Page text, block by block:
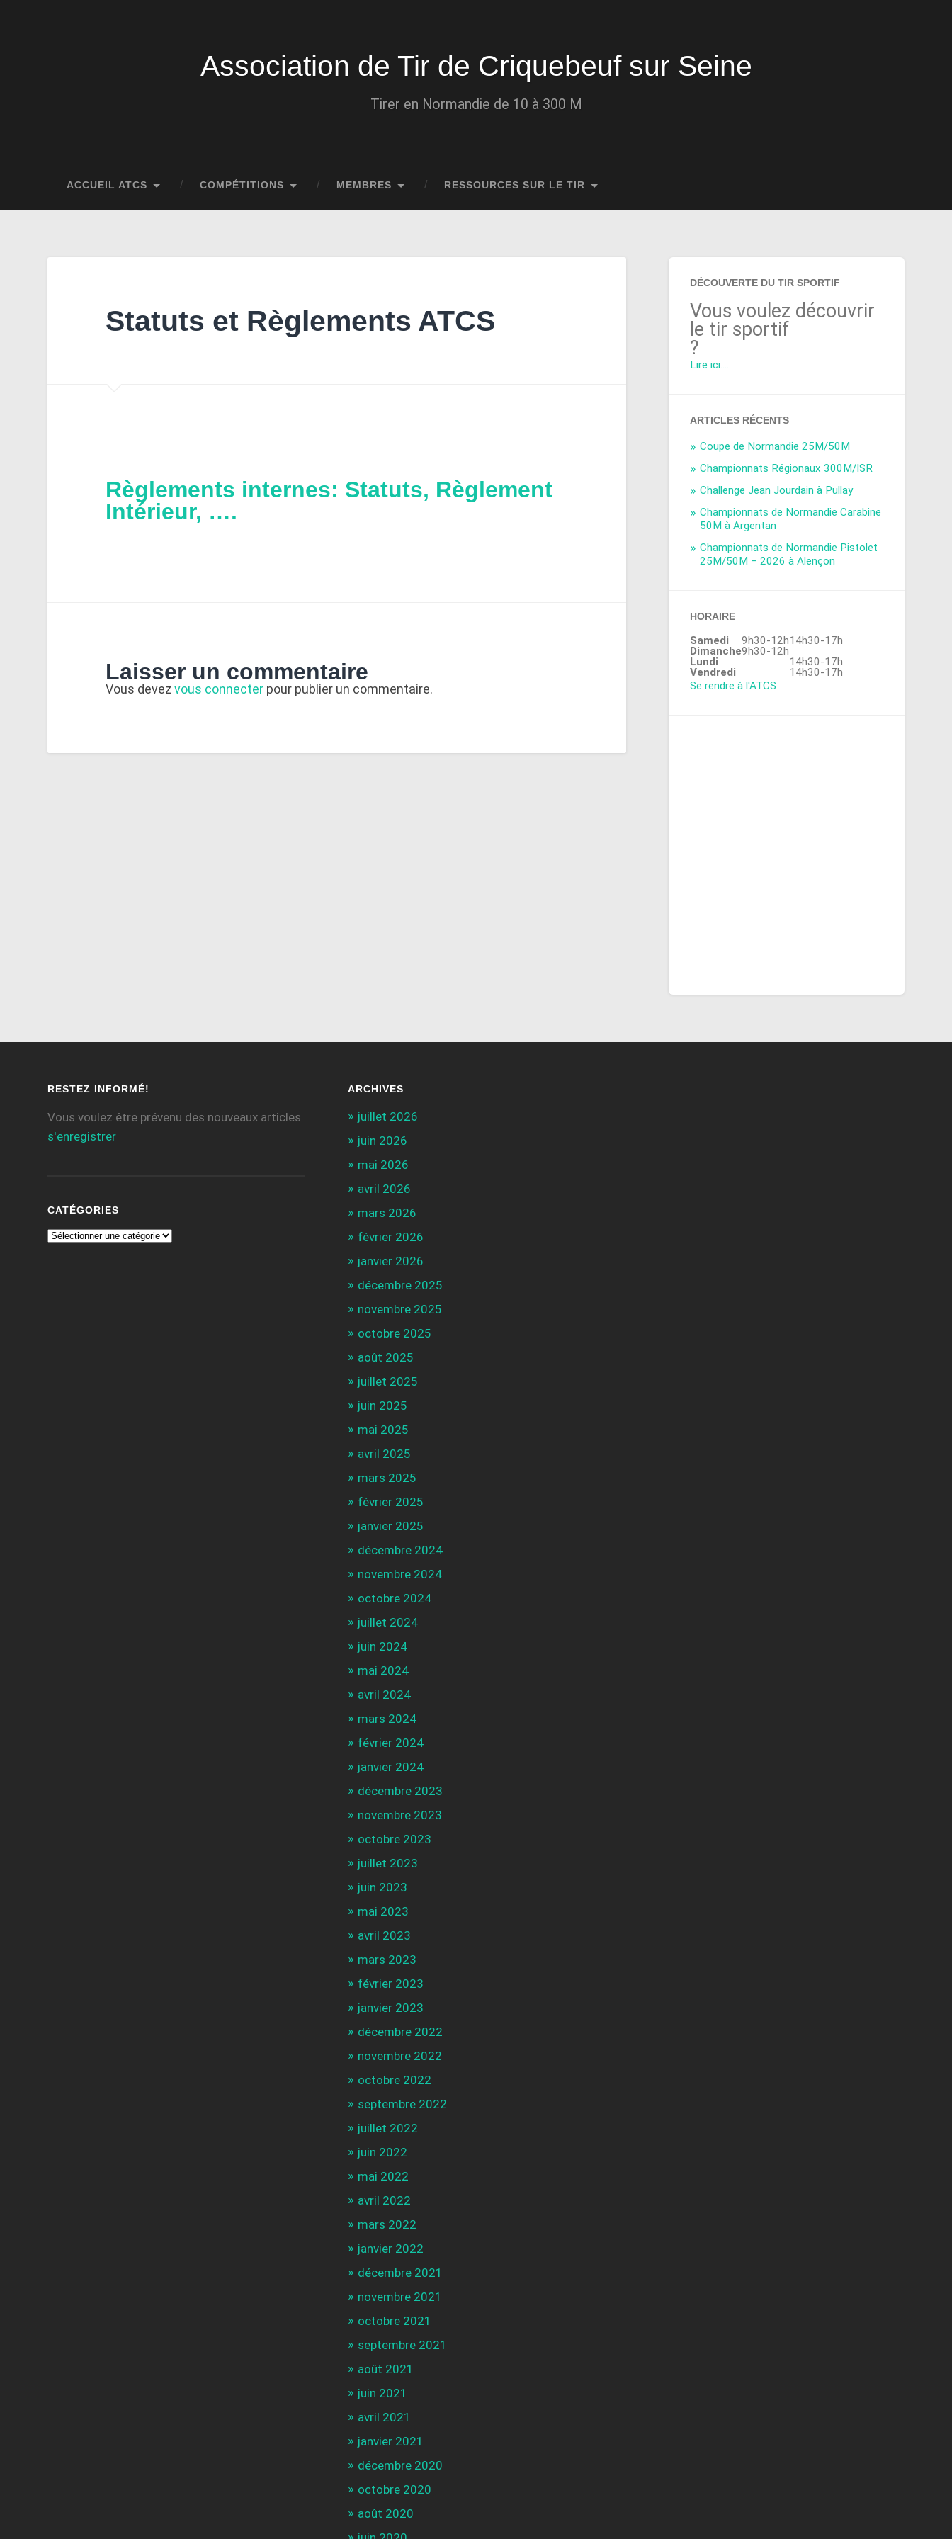
Association de Tir de Criquebeuf sur Seine
Tirer en Normandie de 10 à 300 M
ACCUEIL ATCS COMPÉTITIONS MEMBRES RESSOURCES SUR LE TIR
Statuts et Règlements ATCS
Règlements internes: Statuts, Règlement
Intérieur, ….
Laisser un commentaire
Vous devez vous connecterpour publier un commentaire.
DÉCOUVERTE DU TIR SPORTIF
Vous voulez découvrir
le tir sportif
?
Lire ici....
ARTICLES RÉCENTS
Coupe de Normandie 25M/50M
Championnats Régionaux 300M/ISR
Challenge Jean Jourdain à Pullay
Championnats de Normandie Carabine
50M à Argentan
Championnats de Normandie Pistolet
25M/50M – 2026 à Alençon
HORAIRE
Samedi 9h30-12h14h30-17h
Dimanche9h30-12h
Lundi
14h30-17h
Vendredi
14h30-17h
Se rendre à l'ATCS
RESTEZ INFORMÉ!
Vous voulez être prévenu des nouveaux articles
s'enregistrer
CATÉGORIES
ARCHIVES
juillet 2026
juin 2026
mai 2026
avril 2026
mars 2026
février 2026
janvier 2026
décembre 2025
novembre 2025
octobre 2025
août 2025
juillet 2025
juin 2025
mai 2025
avril 2025
mars 2025
février 2025
janvier 2025
décembre 2024
novembre 2024
octobre 2024
juillet 2024
juin 2024
mai 2024
avril 2024
mars 2024
février 2024
janvier 2024
décembre 2023
novembre 2023
octobre 2023
juillet 2023
juin 2023
mai 2023
avril 2023
mars 2023
février 2023
janvier 2023
décembre 2022
novembre 2022
octobre 2022
septembre 2022
juillet 2022
juin 2022
mai 2022
avril 2022
mars 2022
janvier 2022
décembre 2021
novembre 2021
octobre 2021
septembre 2021
août 2021
juin 2021
avril 2021
janvier 2021
décembre 2020
octobre 2020
août 2020